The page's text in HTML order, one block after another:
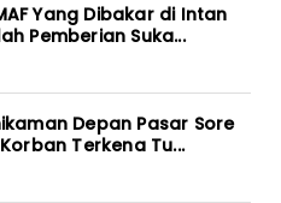
Yang Dibakar di Intan
Pemberian Suka...
Depan Pasar Sore
Terkena Tu...